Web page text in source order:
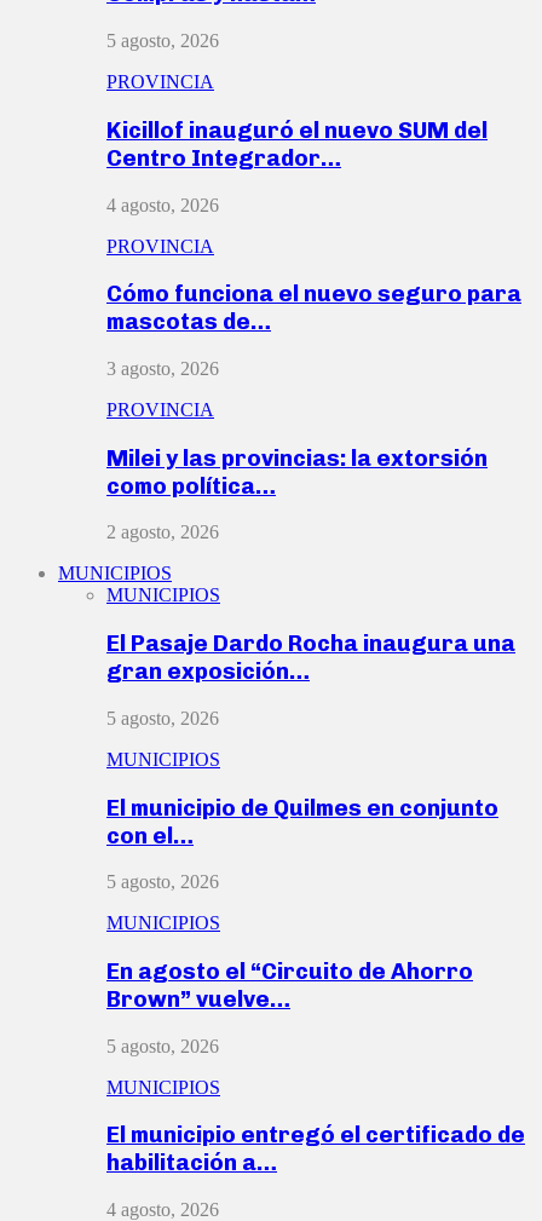
5 agosto, 2026
PROVINCIA
Kicillof inauguró el nuevo SUM del
Centro Integrador…
4 agosto, 2026
PROVINCIA
Cómo funciona el nuevo seguro para
mascotas de…
3 agosto, 2026
PROVINCIA
Milei y las provincias: la extorsión
como política…
2 agosto, 2026
MUNICIPIOS
MUNICIPIOS
El Pasaje Dardo Rocha inaugura una
gran exposición…
5 agosto, 2026
MUNICIPIOS
El municipio de Quilmes en conjunto
con el…
5 agosto, 2026
MUNICIPIOS
En agosto el “Circuito de Ahorro
Brown” vuelve…
5 agosto, 2026
MUNICIPIOS
El municipio entregó el certificado de
habilitación a…
4 agosto, 2026